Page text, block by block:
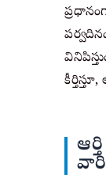
వారి